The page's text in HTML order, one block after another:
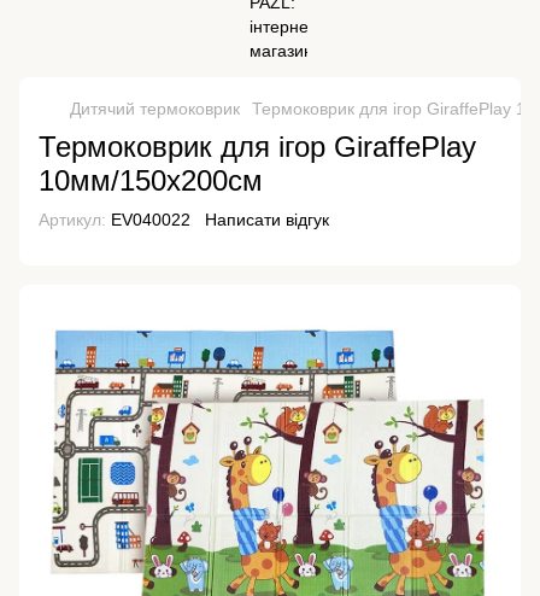
Дитячий термоковрик Термоковрик для ігор GiraffePlay
Термоковрик для ігор GiraffePlay
10мм/150х200см
Артикул: EV040022 Написати відгук